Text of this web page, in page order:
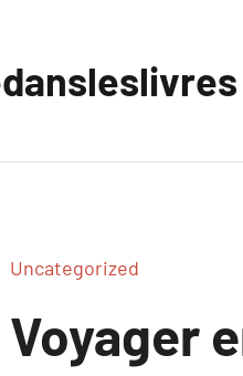
Uncategorized
Voyager